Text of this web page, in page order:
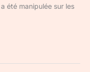
été manipulée sur les